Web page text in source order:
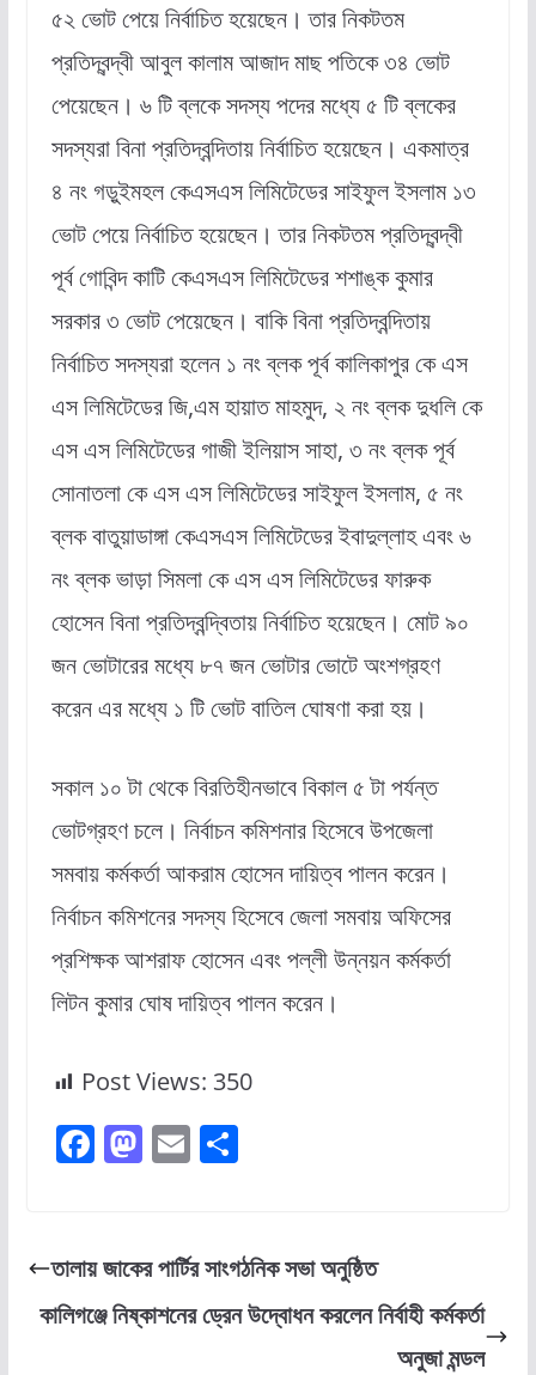
৫২ ভোট পেয়ে নির্বাচিত হয়েছেন। তার নিকটতম
প্রতিদ্বন্দ্বী আবুল কালাম আজাদ মাছ পতিকে ৩৪ ভোট
পেয়েছেন। ৬ টি ব্লকে সদস্য পদের মধ্যে ৫ টি ব্লকের
সদস্যরা বিনা প্রতিদ্বন্দিতায় নির্বাচিত হয়েছেন। একমাত্র
৪ নং গড়ুইমহল কেএসএস লিমিটেডের সাইফুল ইসলাম ১৩
ভোট পেয়ে নির্বাচিত হয়েছেন। তার নিকটতম প্রতিদ্বন্দ্বী
পূর্ব গোবিন্দ কাটি কেএসএস লিমিটেডের শশাঙ্ক কুমার
সরকার ৩ ভোট পেয়েছেন। বাকি বিনা প্রতিদ্বন্দিতায়
নির্বাচিত সদস্যরা হলেন ১ নং ব্লক পূর্ব কালিকাপুর কে এস
এস লিমিটেডের জি,এম হায়াত মাহমুদ, ২ নং ব্লক দুধলি কে
এস এস লিমিটেডের গাজী ইলিয়াস সাহা, ৩ নং ব্লক পূর্ব
সোনাতলা কে এস এস লিমিটেডের সাইফুল ইসলাম, ৫ নং
ব্লক বাতুয়াডাঙ্গা কেএসএস লিমিটেডের ইবাদুল্লাহ এবং ৬
নং ব্লক ভাড়া সিমলা কে এস এস লিমিটেডের ফারুক
হোসেন বিনা প্রতিদ্বন্দ্বিতায় নির্বাচিত হয়েছেন। মোট ৯০
জন ভোটারের মধ্যে ৮৭ জন ভোটার ভোটে অংশগ্রহণ
করেন এর মধ্যে ১ টি ভোট বাতিল ঘোষণা করা হয়।
সকাল ১০ টা থেকে বিরতিহীনভাবে বিকাল ৫ টা পর্যন্ত
ভোটগ্রহণ চলে। নির্বাচন কমিশনার হিসেবে উপজেলা
সমবায় কর্মকর্তা আকরাম হোসেন দায়িত্ব পালন করেন।
নির্বাচন কমিশনের সদস্য হিসেবে জেলা সমবায় অফিসের
প্রশিক্ষক আশরাফ হোসেন এবং পল্লী উন্নয়ন কর্মকর্তা
লিটন কুমার ঘোষ দায়িত্ব পালন করেন।
Post Views: 350
F
e
b
o
M
o
d
o
E
l
S
e
তালায় জাকের পার্টির সাংগঠনিক সভা অনুষ্ঠিত
কালিগঞ্জে নিষ্কাশনের ড্রেন উদ্বোধন করলেন নির্বাহী কর্মকর্তা
অনুজা মন্ডল